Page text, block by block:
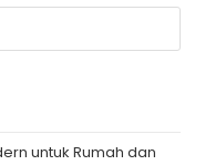
untuk Rumah dan